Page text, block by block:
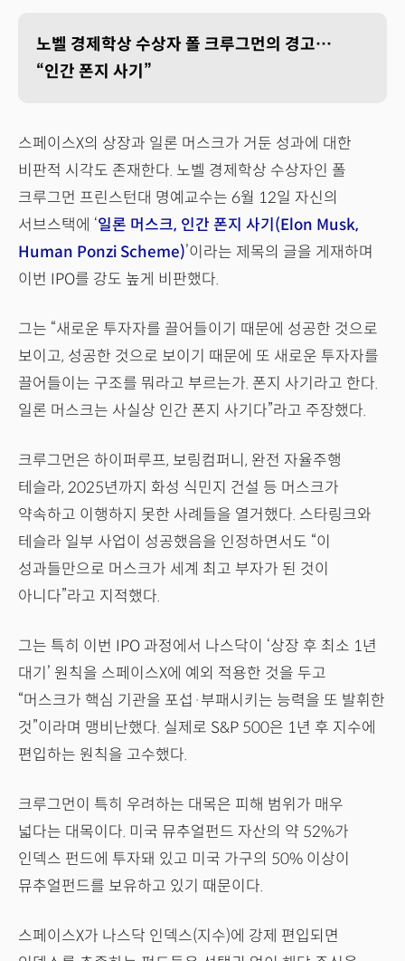
노벨 경제학상 수상자 폴 크루그먼의 경고…
“인간 폰지 사기”
스페이스X의 상장과 일론 머스크가 거둔 성과에 대한
비판적 시각도 존재한다. 노벨 경제학상 수상자인 폴
크루그먼 프린스턴대 명예교수는 6월 12일 자신의
서브스택에 ‘일론 머스크, 인간 폰지 사기(Elon Musk,
Human Ponzi Scheme)’이라는 제목의 글을 게재하며
이번 IPO를 강도 높게 비판했다.
그는 “새로운 투자자를 끌어들이기 때문에 성공한 것으로
보이고, 성공한 것으로 보이기 때문에 또 새로운 투자자를
끌어들이는 구조를 뭐라고 부르는가. 폰지 사기라고 한다.
일론 머스크는 사실상 인간 폰지 사기다”라고 주장했다.
크루그먼은 하이퍼루프, 보링컴퍼니, 완전 자율주행
테슬라, 2025년까지 화성 식민지 건설 등 머스크가
약속하고 이행하지 못한 사례들을 열거했다. 스타링크와
테슬라 일부 사업이 성공했음을 인정하면서도 “이
성과들만으로 머스크가 세계 최고 부자가 된 것이
아니다”라고 지적했다.
그는 특히 이번 IPO 과정에서 나스닥이 ‘상장 후 최소 1년
대기’ 원칙을 스페이스X에 예외 적용한 것을 두고
“머스크가 핵심 기관을 포섭·부패시키는 능력을 또 발휘한
것”이라며 맹비난했다. 실제로 S&P 500은 1년 후 지수에
편입하는 원칙을 고수했다.
크루그먼이 특히 우려하는 대목은 피해 범위가 매우
넓다는 대목이다. 미국 뮤추얼펀드 자산의 약 52%가
인덱스 펀드에 투자돼 있고 미국 가구의 50% 이상이
뮤추얼펀드를 보유하고 있기 때문이다.
스페이스X가 나스닥 인덱스(지수)에 강제 편입되면